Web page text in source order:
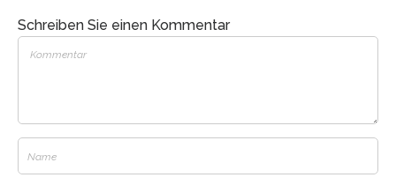
Schreiben Sie einen Kommentar